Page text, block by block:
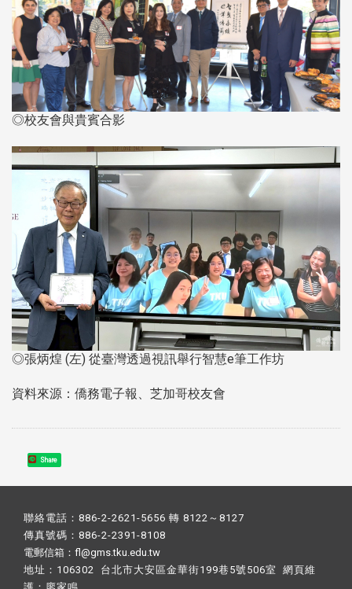
◎校友會與貴賓合影
◎張炳煌 (左) 從臺灣透過視訊舉行智慧e筆工作坊
資料來源：僑務電子報、芝加哥校友會
Share
聯絡電話：886-2-2621-5656 轉 8122～8127
傳真號碼：886-2-2391-8108
電郵信箱：fl@gms.tku.edu.tw
地址：106302 台北市大安區金華街199巷5號506室 網頁維